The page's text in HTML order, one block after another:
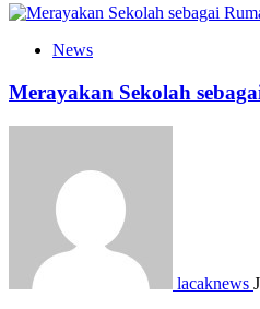
News
Merayakan Sekolah
lacaknews